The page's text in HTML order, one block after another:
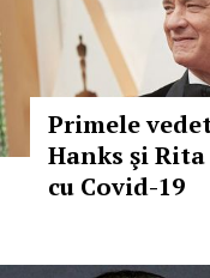
Primele
Hanks şi
cu Covid-19